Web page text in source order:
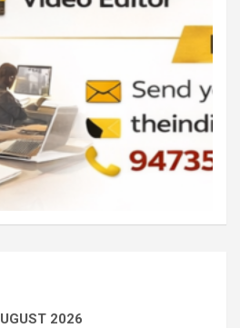
2026